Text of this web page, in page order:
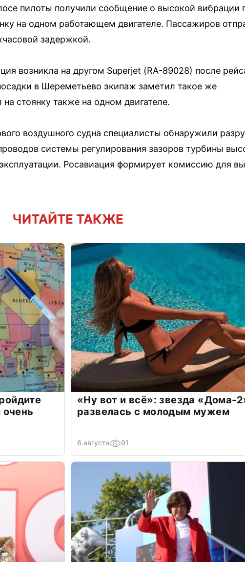
пилоты получили сообщение о высокой вибрации
на одном работающем двигателе. Пассажиров
задержкой.
возникла на другом Superjet (RA-89028) после
в Шереметьево экипаж заметил такое же
стоянку также на одном двигателе.
воздушного судна специалисты обнаружили
системы регулирования зазоров турбины
Росавиация формирует комиссию для
ЧИТАЙТЕ ТАКЖЕ
очень
«Ну вот и всё»: звезда «Дома-
развелась с молодым мужем
6 августа 91